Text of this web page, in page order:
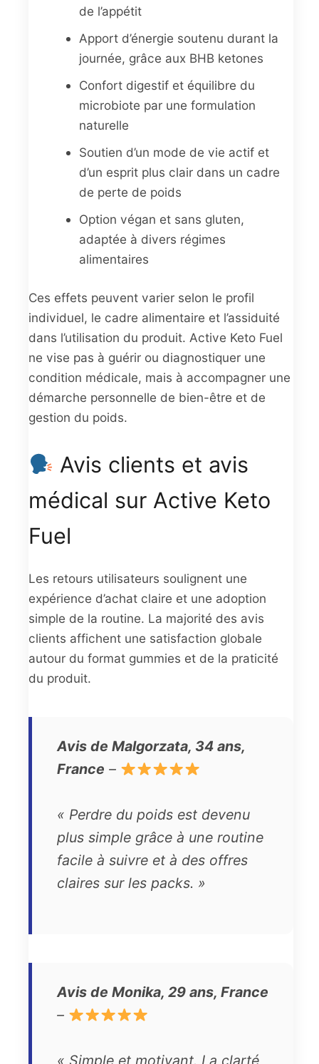
de l’appétit
Apport d’énergie soutenu durant la
journée, grâce aux BHB ketones
Confort digestif et équilibre du
microbiote par une formulation
naturelle
Soutien d’un mode de vie actif et
d’un esprit plus clair dans un cadre
de perte de poids
Option végan et sans gluten,
adaptée à divers régimes
alimentaires
Ces effets peuvent varier selon le profil
individuel, le cadre alimentaire et l’assiduité
dans l’utilisation du produit. Active Keto Fuel
ne vise pas à guérir ou diagnostiquer une
condition médicale, mais à accompagner une
démarche personnelle de bien-être et de
gestion du poids.
Avis clients et avis
médical sur Active Keto
Fuel
Les retours utilisateurs soulignent une
expérience d’achat claire et une adoption
simple de la routine. La majorité des avis
clients affichent une satisfaction globale
autour du format gummies et de la praticité
du produit.
Avis de Malgorzata, 34 ans,
France –
« Perdre du poids est devenu
plus simple grâce à une routine
facile à suivre et à des offres
claires sur les packs. »
Avis de Monika, 29 ans, France
–
« Simple et motivant. La clarté